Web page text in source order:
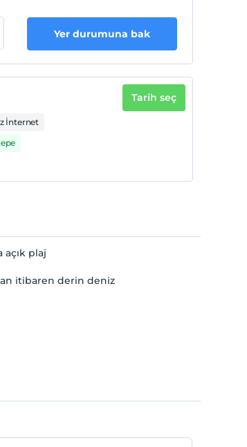
Yer durumuna bak
İnternet
Tarih seç
açık plaj
itibaren derin deniz